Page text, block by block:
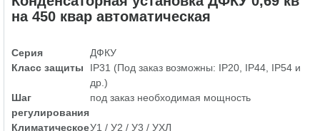
на 450 квар автоматическая
Серия
ДФКУ
Класс защиты
IP31 (Под заказ возможны: IP20, IP44, IP54 и
др.)
Шаг
регулирования
под заказ необходимая мощность
КлиматическоеУ1 / У2 / У3 / УХЛ